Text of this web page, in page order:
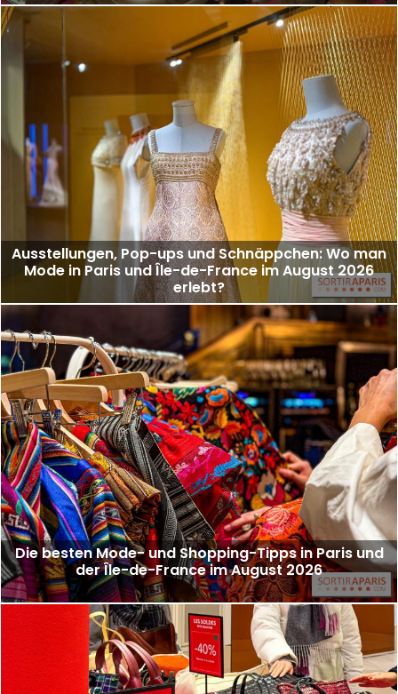
Ausstellungen, Pop-ups und Schnäppchen: Wo man
Mode in Paris und Île-de-France im August 2026
erlebt?
Die besten Mode- und Shopping-Tipps in Paris und
der Île-de-France im August 2026